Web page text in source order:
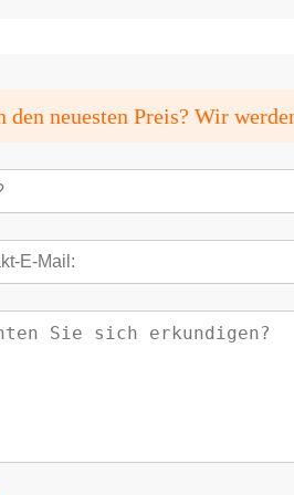
den neuesten Preis? Wir